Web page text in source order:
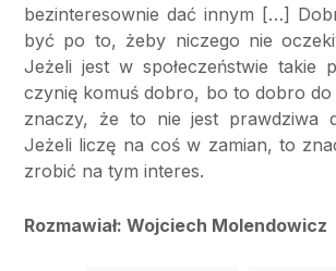
bezinteresownie dać innym […]
być po to, żeby niczego nie
Jeżeli jest w społeczeństwie takie
czynię komuś dobro, bo to dobro do
znaczy, że to nie jest prawdziwa
Jeżeli liczę na coś w zamian, to
zrobić na tym interes.
Rozmawiał: Wojciech Molendowicz